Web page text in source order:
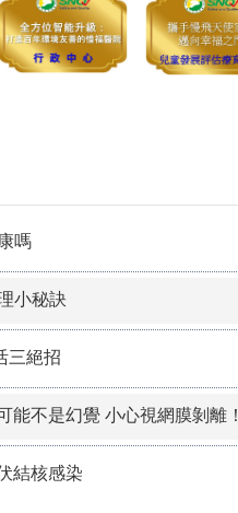
嗎
小秘訣
三絕招
能不是幻覺 小心視網膜剝離！
結核感染